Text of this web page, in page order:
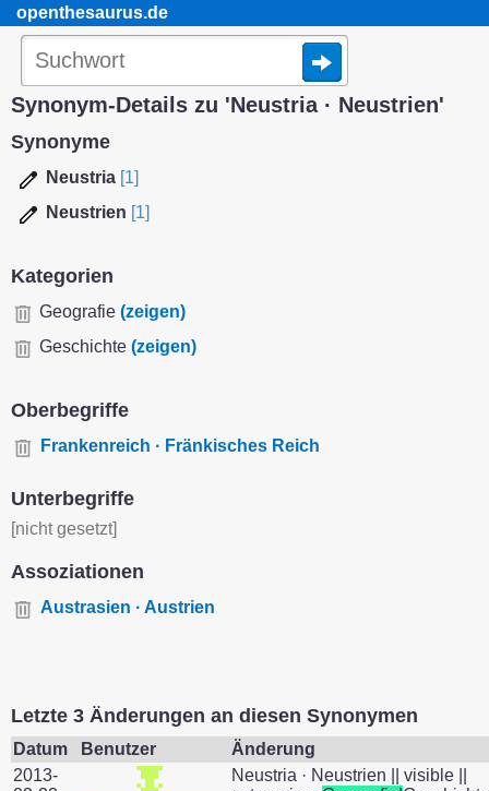
openthesaurus.de
Synonym-Details zu 'Neustria · Neustrien'
Synonyme
Neustria [1]
Neustrien [1]
Kategorien
Geografie (zeigen)
Geschichte (zeigen)
Oberbegriffe
Frankenreich · Fränkisches Reich
Unterbegriffe
[nicht gesetzt]
Assoziationen
Austrasien · Austrien
Letzte 3 Änderungen an diesen Synonymen
Datum Benutzer
Änderung
2013-
Neustria · Neustrien || visible ||